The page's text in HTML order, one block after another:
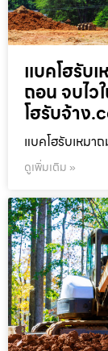
แบคโฮรับ
ถอน จบไว
โฮรับจ้าง
แบคโฮรับเหม
ดูเพิ่มเติม »